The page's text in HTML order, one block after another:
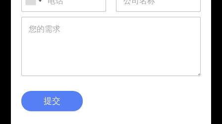
提交